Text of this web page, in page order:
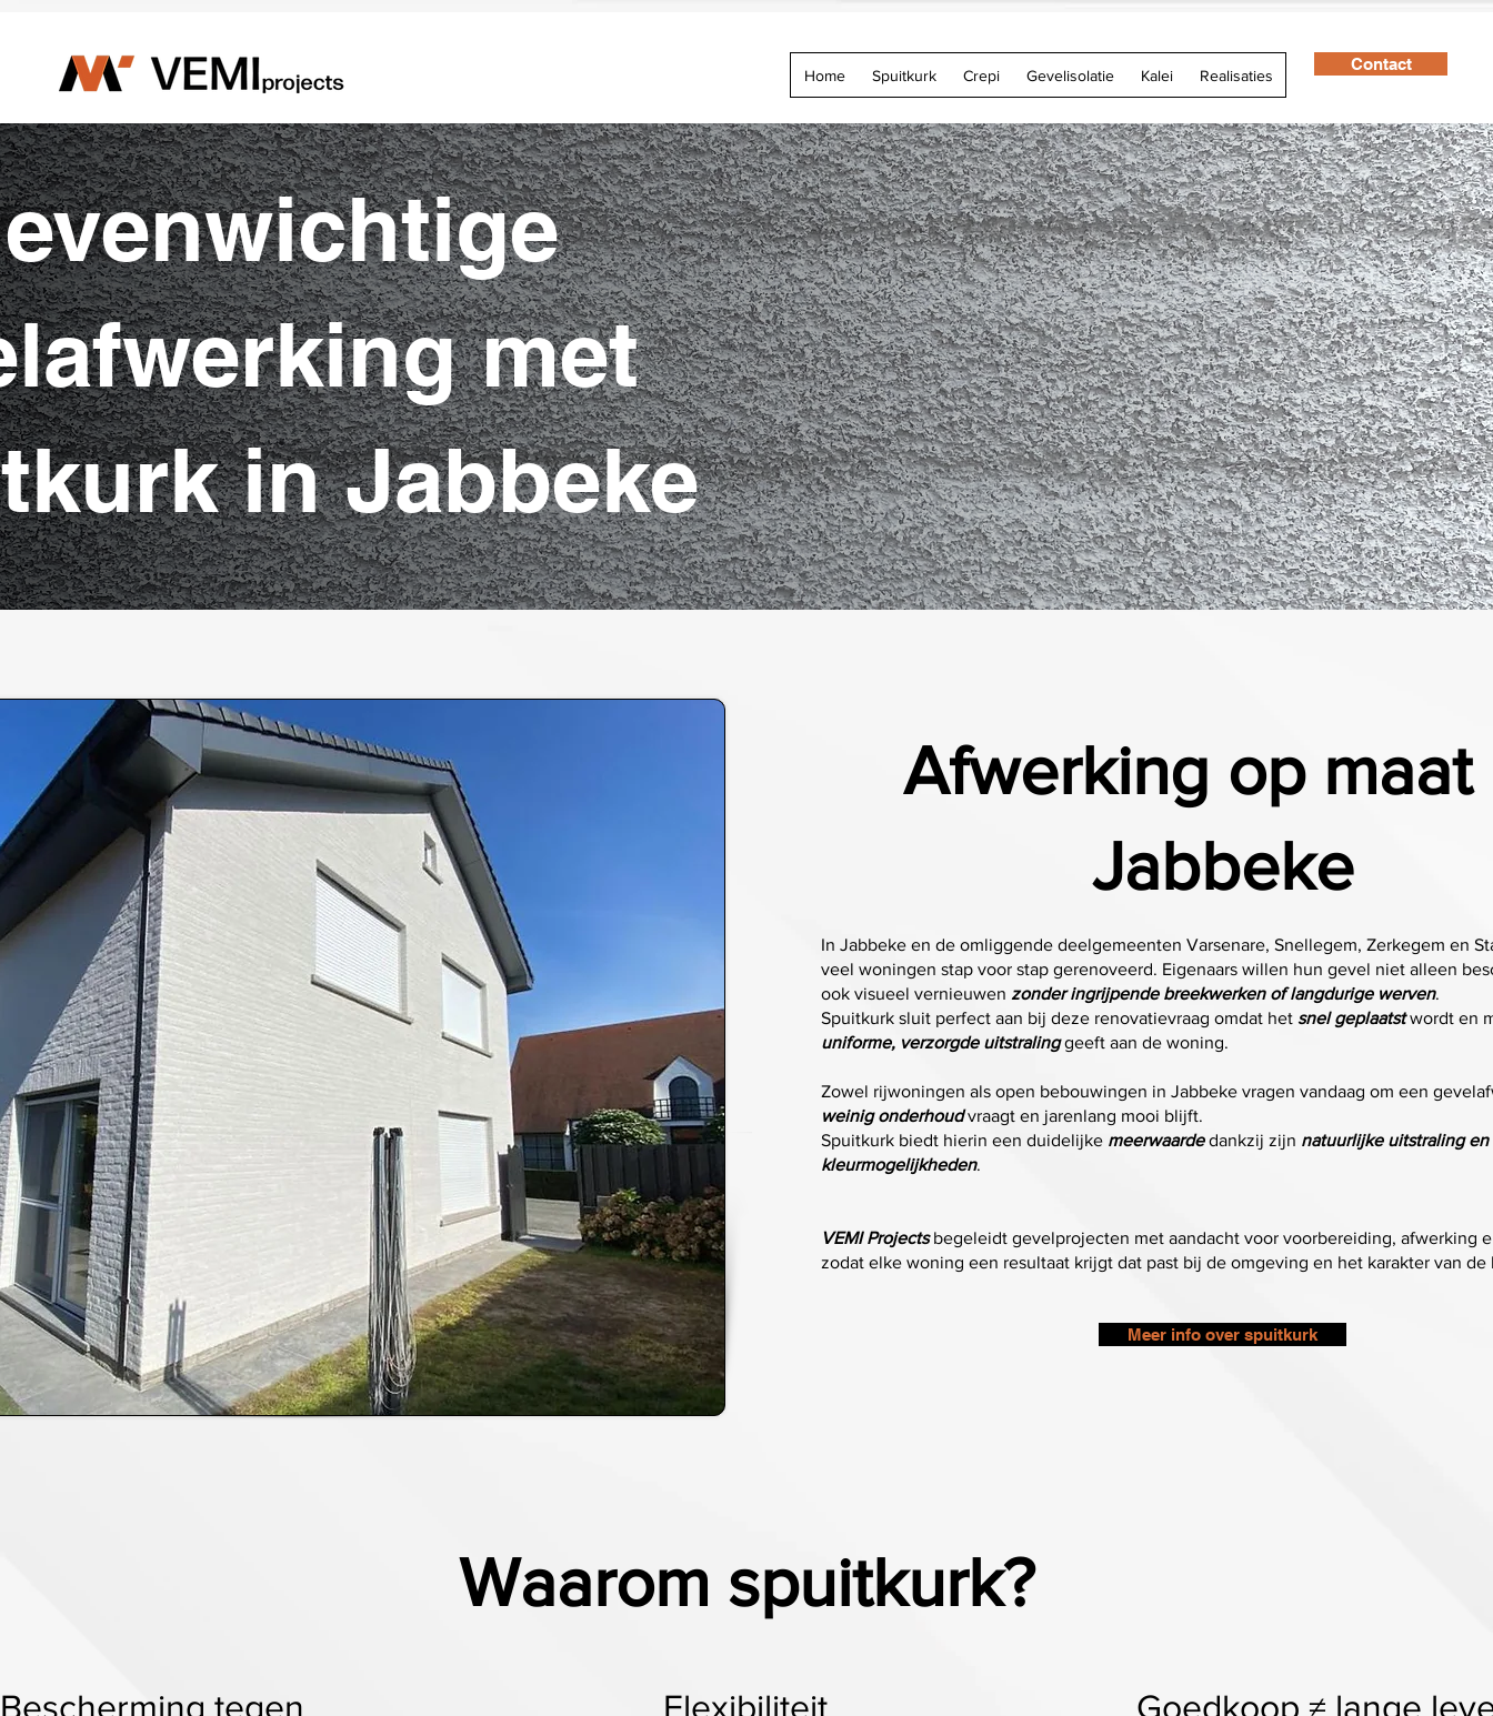
Home Spuitkurk Crepi Gevelisolatie Kalei Realisaties
Contact
met
in Jabbeke
Afwerking op maat
Jabbeke
In Jabbeke en de omliggende deelgemeenten Varsenare, Snellegem, Zerkegem en
veel woningen stap voor stap gerenoveerd. Eigenaars willen hun gevel niet alleen
ook visueel vernieuwen zonder ingrijpende breekwerken of langdurige werven.
Spuitkurk sluit perfect aan bij deze renovatievraag omdat het snel geplaatstwordt en
uniforme, verzorgde uitstralinggeeft aan de woning.
Zowel rijwoningen als open bebouwingen in Jabbeke vragen vandaag om een
weinig onderhoudvraagt en jarenlang mooi blijft.
Spuitkurk biedt hierin een duidelijke meerwaardedankzij zijn natuurlijke uitstraling en
kleurmogelijkheden.
VEMI Projectsbegeleidt gevelprojecten met aandacht voor voorbereiding, afwerking
zodat elke woning een resultaat krijgt dat past bij de omgeving en het karakter van de
Meer info over spuitkurk
Waarom spuitkurk?
Bescherming tegen
Flexibiliteit Goedkoop ≠ lange